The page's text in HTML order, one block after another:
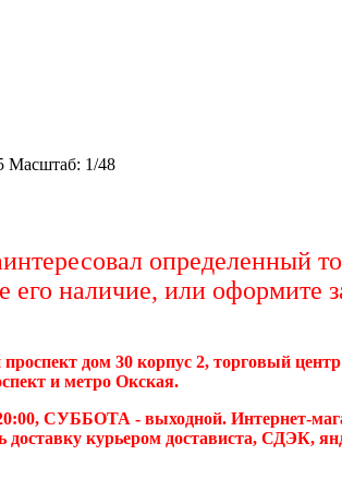
Масштаб: 1/48
определенный
его наличие, или оформите
дом 30 корпус 2, торговый
и метро Окская.
СУББОТА - выходной. Интернет-
курьером достависта, СДЭК,